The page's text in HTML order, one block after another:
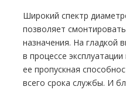
Широкий спектр
позволяет
назначения. На гладкой
в процессе
ее пропускная
всего срока службы. И